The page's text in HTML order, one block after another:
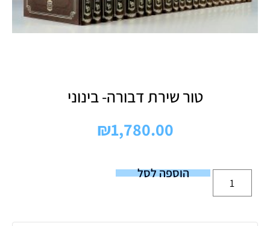
טור שירת דבורה- בינוני
₪1,780.00
הוספה לסל